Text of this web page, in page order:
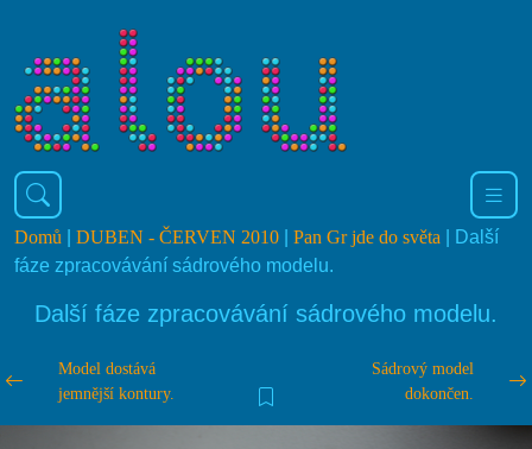
Domů DUBEN - ČERVEN 2010 Pan Gr jde do světa | Další
fáze zpracovávání sádrového modelu.
Další fáze zpracovávání sádrového modelu.
Model dostává
jemnější kontury.
Sádrový model
dokončen.